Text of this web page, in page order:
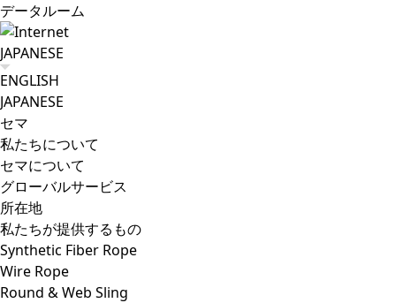
データルーム
JAPANESE
ENGLISH
JAPANESE
セマ
私たちについて
セマについて
グローバルサービス
所在地
私たちが提供するもの
Synthetic Fiber Rope
Wire Rope
Round & Web Sling